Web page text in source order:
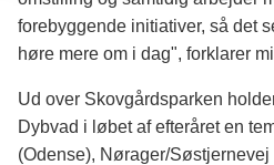
forebyggende initiativer, så det
høre mere om i dag", forklarer
Ud over Skovgårdsparken
Dybvad i løbet af efteråret en
(Odense), Nørager/